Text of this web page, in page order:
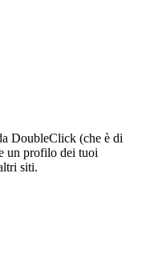
DoubleClick (che è di
un profilo dei tuoi
siti.